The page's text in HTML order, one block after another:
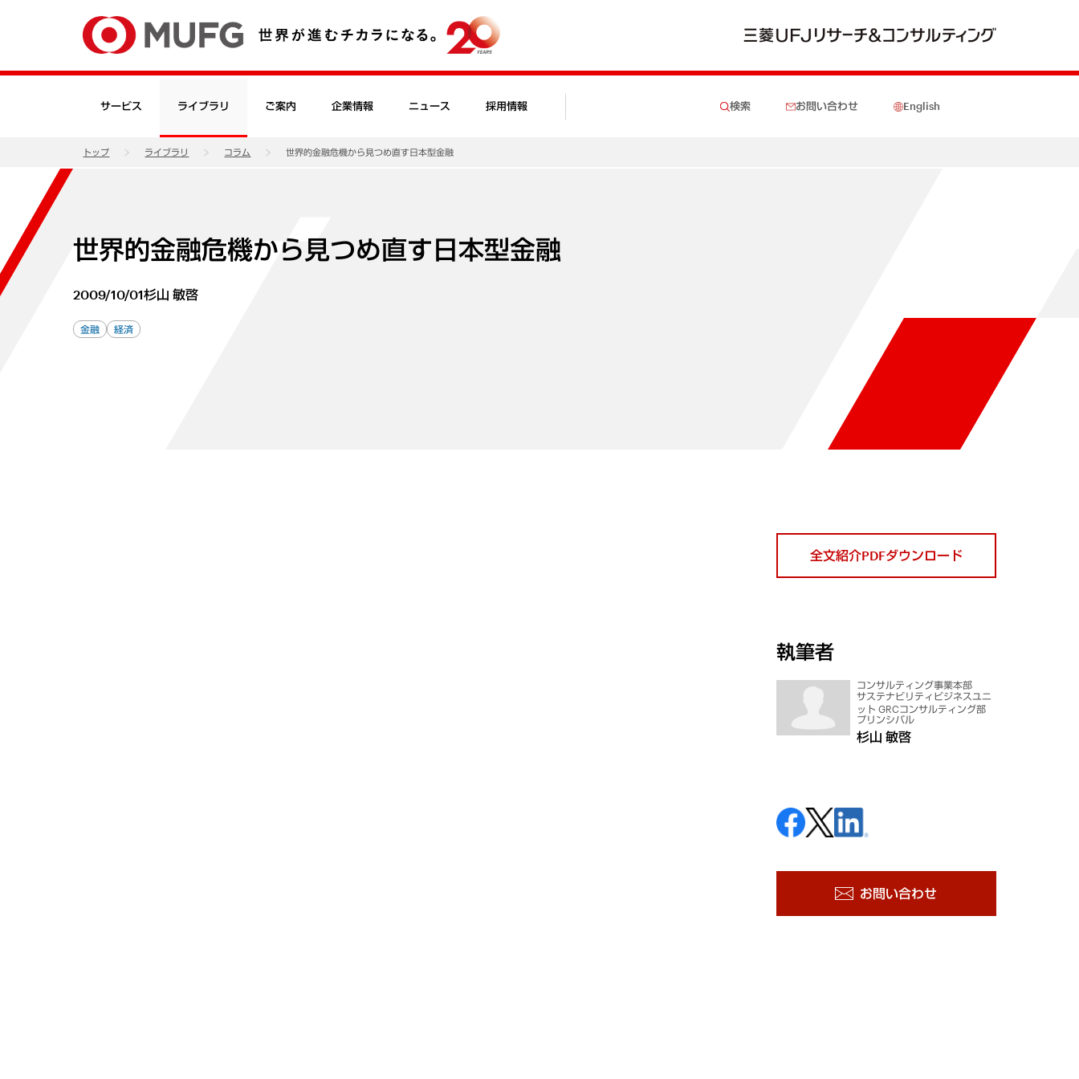
サービス ライブラリ ご案内 企業情報 ニュース 採用情報 検索 お問い合わせ English
トップ ライブラリ コラム 世界的金融危機から見つめ直す日本型金融
世界的金融危機から見つめ直す日本型金融
2009/10/01杉山 敏啓
金融 経済
全文紹介PDFダウンロード
執筆者
コンサルティング事業本部
サステナビリティビジネスユニ
ット GRCコンサルティング部
プリンシパル
杉山 敏啓
お問い合わせ